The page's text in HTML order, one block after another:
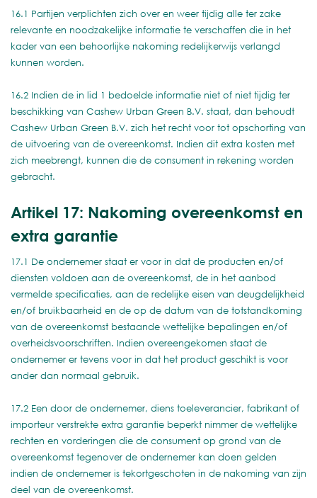
16.1 Partijen verplichten zich over en weer tijdig alle ter zake
relevante en noodzakelijke informatie te verschaffen die in het
kader van een behoorlijke nakoming redelijkerwijs verlangd
kunnen worden.
16.2 Indien de in lid 1 bedoelde informatie niet of niet tijdig ter
beschikking van Cashew Urban Green B.V. staat, dan behoudt
Cashew Urban Green B.V. zich het recht voor tot opschorting van
de uitvoering van de overeenkomst. Indien dit extra kosten met
zich meebrengt, kunnen die de consument in rekening worden
gebracht.
Artikel 17: Nakoming overeenkomst en
extra garantie
17.1 De ondernemer staat er voor in dat de producten en/of
diensten voldoen aan de overeenkomst, de in het aanbod
vermelde specificaties, aan de redelijke eisen van deugdelijkheid
en/of bruikbaarheid en de op de datum van de totstandkoming
van de overeenkomst bestaande wettelijke bepalingen en/of
overheidsvoorschriften. Indien overeengekomen staat de
ondernemer er tevens voor in dat het product geschikt is voor
ander dan normaal gebruik.
17.2 Een door de ondernemer, diens toeleverancier, fabrikant of
importeur verstrekte extra garantie beperkt nimmer de wettelijke
rechten en vorderingen die de consument op grond van de
overeenkomst tegenover de ondernemer kan doen gelden
indien de ondernemer is tekortgeschoten in de nakoming van zijn
deel van de overeenkomst.